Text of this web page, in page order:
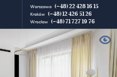
Warszawa (+48) 22 428 16 15
Kraków (+48) 12 426 51 26
Wrocław (+48) 71 727 19 76